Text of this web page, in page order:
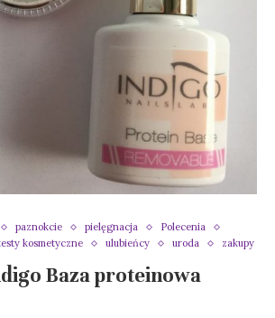
paznokcie pielęgnacja
Polecenia
kosmetyczne ulubieńcy uroda zakupy
Baza proteinowa